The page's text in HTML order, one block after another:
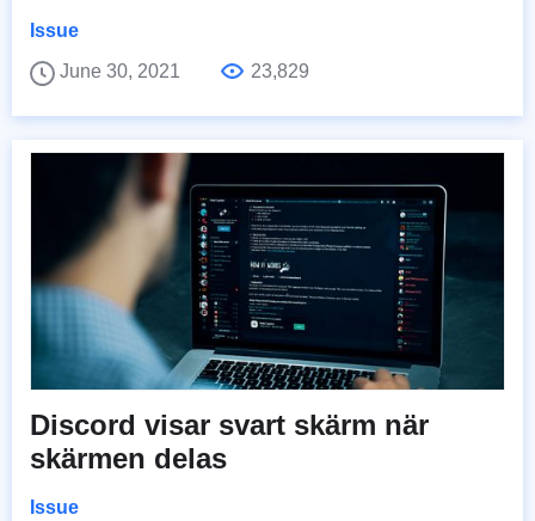
Issue
June 30, 2021
23,829
Discord visar svart skärm när
skärmen delas
Issue